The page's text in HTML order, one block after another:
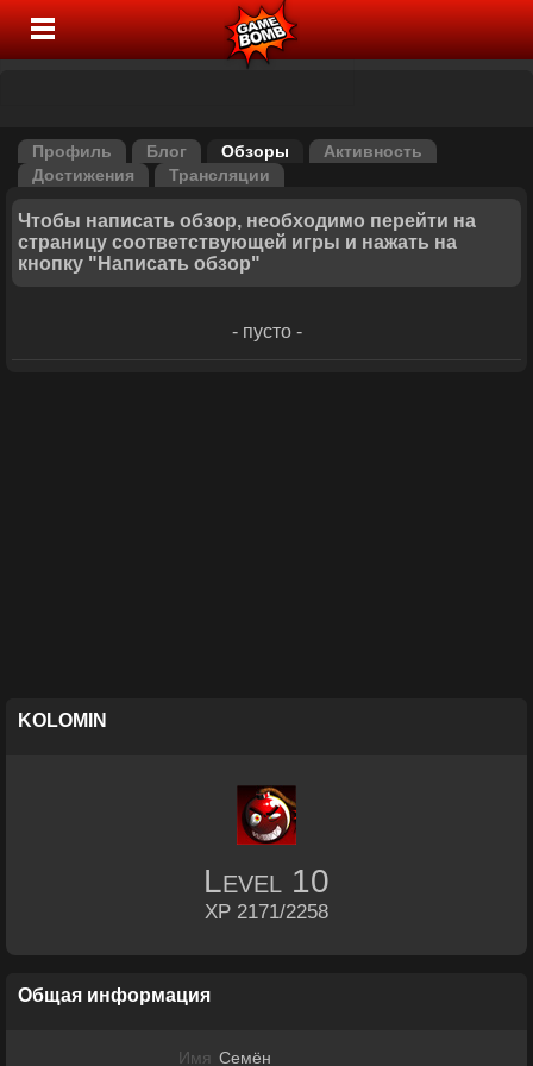
Профиль Блог Обзоры
Активность
Достижения
Трансляции
Чтобы написать обзор, необходимо перейти на
страницу соответствующей игры и нажать на
кнопку "Написать обзор"
- пусто -
KOLOMIN
Level 10
XP 2171/2258
Общая информация
Имя Семён